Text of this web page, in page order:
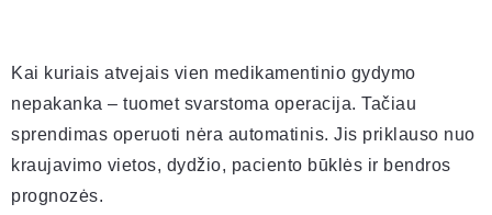
Kai kuriais atvejais vien medikamentinio gydymo
nepakanka – tuomet svarstoma operacija. Tačiau
sprendimas operuoti nėra automatinis. Jis priklauso nuo
kraujavimo vietos, dydžio, paciento būklės ir bendros
prognozės.